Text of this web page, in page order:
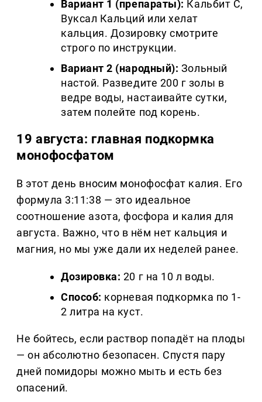
Вариант 1 (препараты): Кальбит С,
Вуксал Кальций или хелат
кальция. Дозировку смотрите
строго по инструкции.
Вариант 2 (народный): Зольный
настой. Разведите 200 г золы в
ведре воды, настаивайте сутки,
затем полейте под корень.
19 августа: главная подкормка
монофосфатом
В этот день вносим монофосфат калия. Его
формула 3:11:38 — это идеальное
соотношение азота, фосфора и калия для
августа. Важно, что в нём нет кальция и
магния, но мы уже дали их неделей ранее.
Дозировка: 20 г на 10 л воды.
Способ: корневая подкормка по 1-
2 литра на куст.
Не бойтесь, если раствор попадёт на плоды
— он абсолютно безопасен. Спустя пару
дней помидоры можно мыть и есть без
опасений.